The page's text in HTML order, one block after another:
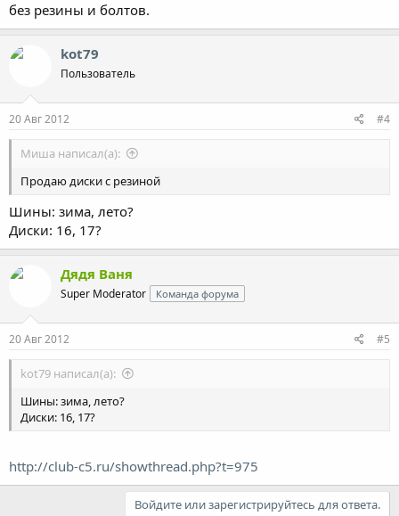
без резины и болтов.
kot79
Пользователь
20 Авг 2012 #4
Миша написал(а):
Продаю диски с резиной
Шины: зима, лето?
Диски: 16, 17?
Дядя Ваня
Super Moderator Команда форума
20 Авг 2012 #5
kot79 написал(а):
Шины: зима, лето?
Диски: 16, 17?
http://club-c5.ru/showthread.php?t=975
Войдите или зарегистрируйтесь для ответа.